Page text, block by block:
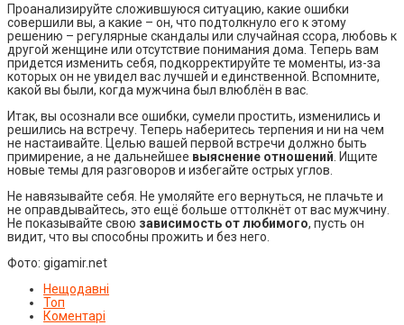
Проанализируйте сложившуюся ситуацию, какие ошибки
совершили вы, а какие – он, что подтолкнуло его к этому
решению – регулярные скандалы или случайная ссора, любовь к
другой женщине или отсутствие понимания дома. Теперь вам
придется изменить себя, подкорректируйте те моменты, из-за
которых он не увидел вас лучшей и единственной. Вспомните,
какой вы были, когда мужчина был влюблён в вас.
Итак, вы осознали все ошибки, сумели простить, изменились и
решились на встречу. Теперь наберитесь терпения и ни на чем
не настаивайте. Целью вашей первой встречи должно быть
примирение, а не дальнейшее выяснение отношений . Ищите
новые темы для разговоров и избегайте острых углов.
Не навязывайте себя. Не умоляйте его вернуться, не плачьте и
не оправдывайтесь, это ещё больше оттолкнёт от вас мужчину.
Не показывайте свою зависимость от любимого, пусть он
видит, что вы способны прожить и без него.
Фото: gigamir.net
Нещодавні
Топ
Коментарі